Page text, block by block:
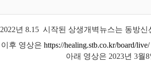
2022년 8.15 시작된 상생개벽뉴스는 동방
이후 영상은 https://healing.stb.co.kr/board/live/
아래 영상은 2023년 3월